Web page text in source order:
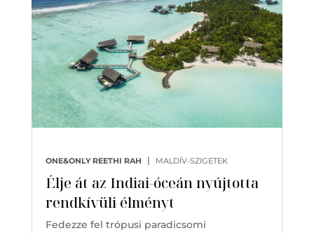
Élje át az Indiai-óceán nyújtotta
rendkívüli élményt
ONE&ONLY REETHI RAH | MALDÍV-SZIGETEK
Fedezze fel trópusi paradicsomi